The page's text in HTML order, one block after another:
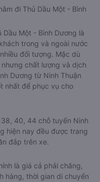
đi Thủ Dầu Một - Bình
Dầu Một - Bình Dương là
trong và ngoài nước
đối tượng. Mặc dù
chất lượng và dịch
Dương từ Ninh Thuận
nhất để phục vụ cho
40, 44 chỗ tuyến Ninh
hiện nay đều được trang
đắp trên xe.
là giá cả phải chăng,
hàng, thời gian di chuyển